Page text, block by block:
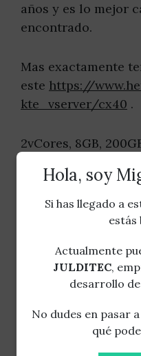
años y es lo mejor
encontrado.
Mas exactamente
este https://
kte_vserver/cx40 .
2vCores, 8GB,
sale por unos 25€
bien.
Tengo alojados en
típicos de
trabajos con mis
Lo recomiendo.
Hola, soy
Si has llegado a
estás
Actualmente
JULDITEC,
desarrollo
No dudes en pasar
qué